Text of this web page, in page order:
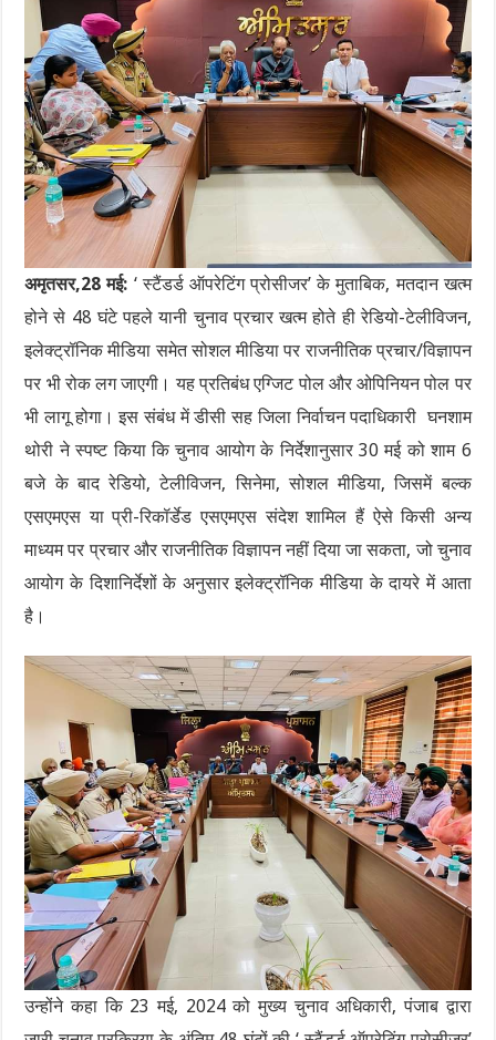
अमृतसर,28 मई: ‘ स्टैंडर्ड ऑपरेटिंग प्रोसीजर’ के मुताबिक, मतदान खत्म
होने से 48 घंटे पहले यानी चुनाव प्रचार खत्म होते ही रेडियो-टेलीविजन,
इलेक्ट्रॉनिक मीडिया समेत सोशल मीडिया पर राजनीतिक प्रचार/विज्ञापन
पर भी रोक लग जाएगी। यह प्रतिबंध एग्जिट पोल और ओपिनियन पोल पर
भी लागू होगा। इस संबंध में डीसी सह जिला निर्वाचन पदाधिकारी घनशाम
थोरी ने स्पष्ट किया कि चुनाव आयोग के निर्देशानुसार 30 मई को शाम 6
बजे के बाद रेडियो, टेलीविजन, सिनेमा, सोशल मीडिया, जिसमें बल्क
एसएमएस या प्री-रिकॉर्डेड एसएमएस संदेश शामिल हैं ऐसे किसी अन्य
माध्यम पर प्रचार और राजनीतिक विज्ञापन नहीं दिया जा सकता, जो चुनाव
आयोग के दिशानिर्देशों के अनुसार इलेक्ट्रॉनिक मीडिया के दायरे में आता
है।
उन्होंने कहा कि 23 मई, 2024 को मुख्य चुनाव अधिकारी, पंजाब द्वारा